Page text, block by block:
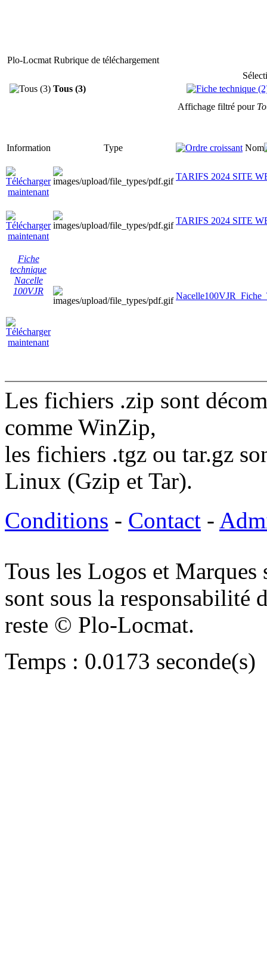
Plo-Locmat Rubrique de téléchargement
Tous (3)
Affichage filtré pour
Information Type Nom
TARIFS 2024 SITE
TARIFS 2024 SITE
Fiche
technique
Nacelle
100VJR
Les fichiers .zip sont
comme WinZip,
les fichiers .tgz ou tar.gz
Linux (Gzip et Tar).
Conditions - Contact -
Tous les Logos et Marques
sont sous la responsabilité
reste © Plo-Locmat.
Temps : 0.0173 seconde(s)